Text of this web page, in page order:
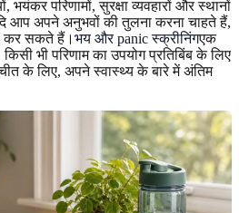
परिणामों, सुरक्षा व्यवहारों और स्थानों
आप अपने अनुभवों की तुलना करना चाहते हैं,
कर सकते हैं। भय और panic स्क्रीनिंगएक
भी परिणाम का उपयोग प्रतिबिंब के लिए
के लिए, अपने स्वास्थ्य के बारे में अंतिम